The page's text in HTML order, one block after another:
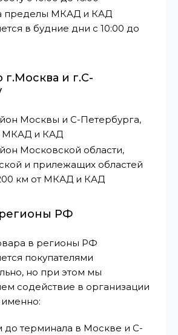
пределы МКАД и КАД
в будние дни с 10:00 до
г.Москва и г.С-
Москвы и С-Петербурга,
МКАД и КАД
Московской области,
и прилежащих областей
км от МКАД и КАД
регионы РФ
в регионы РФ
покупателями
но при этом мы
содействие в организации
именно:
до терминала в Москве и С-